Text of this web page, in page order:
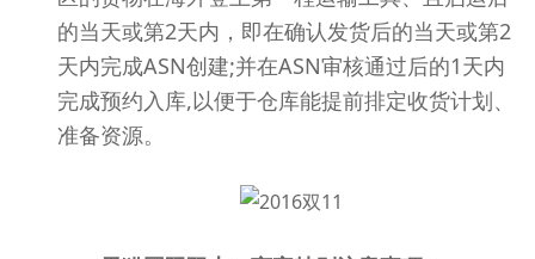
的当天或第2天内，即在确认发货后的当天或第2
天内完成ASN创建;并在ASN审核通过后的1天内
完成预约入库,以便于仓库能提前排定收货计划、
准备资源。